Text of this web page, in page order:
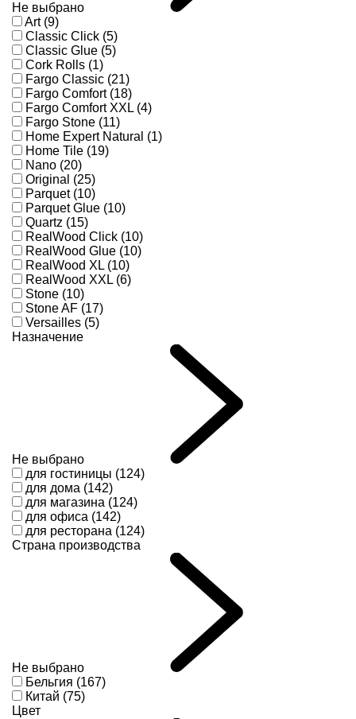
Не выбрано
Art (9)
Classic Click (5)
Classic Glue (5)
Cork Rolls (1)
Fargo Classic (21)
Fargo Comfort (18)
Fargo Comfort XXL (4)
Fargo Stone (11)
Home Expert Natural (1)
Home Tile (19)
Nano (20)
Original (25)
Parquet (10)
Parquet Glue (10)
Quartz (15)
RealWood Click (10)
RealWood Glue (10)
RealWood XL (10)
RealWood XXL (6)
Stone (10)
Stone AF (17)
Versailles (5)
Назначение
Не выбрано
для гостиницы (124)
для дома (142)
для магазина (124)
для офиса (142)
для ресторана (124)
Страна производства
Не выбрано
Бельгия (167)
Китай (75)
Цвет